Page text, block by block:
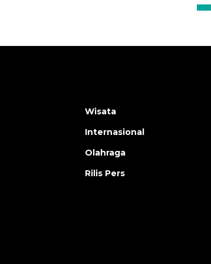
Wisata
Internasional
Olahraga
Rilis Pers